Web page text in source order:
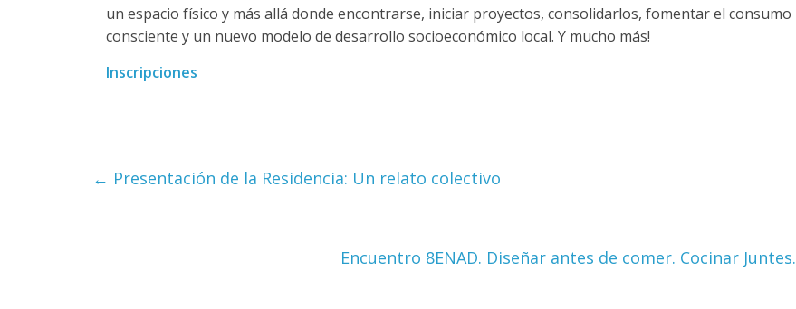
un espacio físico y más allá donde encontrarse, iniciar proyectos, consolidarlos, fomentar el consumo
consciente y un nuevo modelo de desarrollo socioeconómico local. Y mucho más!
Inscripciones
← Presentación de la Residencia: Un relato colectivo
Encuentro 8ENAD. Diseñar antes de comer. Cocinar Juntes.